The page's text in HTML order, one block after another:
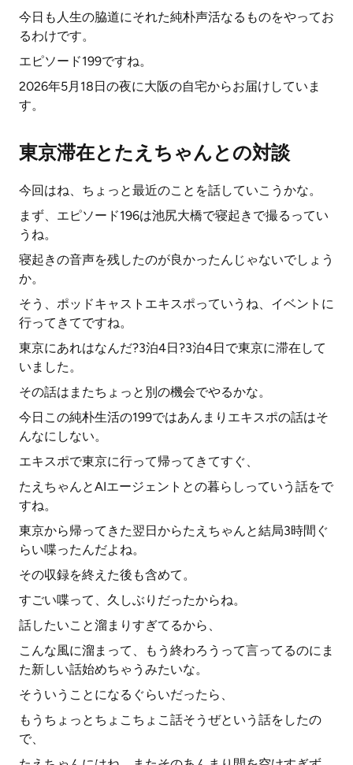
今日も人生の脇道にそれた純朴声活なるものをやってお
るわけです。
エピソード199ですね。
2026年5月18日の夜に大阪の自宅からお届けしていま
す。
東京滞在とたえちゃんとの対談
今回はね、ちょっと最近のことを話していこうかな。
まず、エピソード196は池尻大橋で寝起きで撮るってい
うね。
寝起きの音声を残したのが良かったんじゃないでしょう
か。
そう、ポッドキャストエキスポっていうね、イベントに
行ってきてですね。
東京にあれはなんだ?3泊4日?3泊4日で東京に滞在して
いました。
その話はまたちょっと別の機会でやるかな。
今日この純朴生活の199ではあんまりエキスポの話はそ
んなにしない。
エキスポで東京に行って帰ってきてすぐ、
たえちゃんとAIエージェントとの暮らしっていう話をで
すね。
東京から帰ってきた翌日からたえちゃんと結局3時間ぐ
らい喋ったんだよね。
その収録を終えた後も含めて。
すごい喋って、久しぶりだったからね。
話したいこと溜まりすぎてるから、
こんな風に溜まって、もう終わろうって言ってるのにま
た新しい話始めちゃうみたいな。
そういうことになるぐらいだったら、
もうちょっとちょこちょこ話そうぜという話をしたの
で、